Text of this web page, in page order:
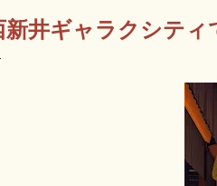
新井ギャラクシティ